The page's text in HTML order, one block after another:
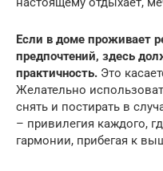
Если в доме проживает
предпочтений, здесь
практичность. Это
Желательно
снять и постирать в
– привилегия каждого,
гармонии, прибегая к